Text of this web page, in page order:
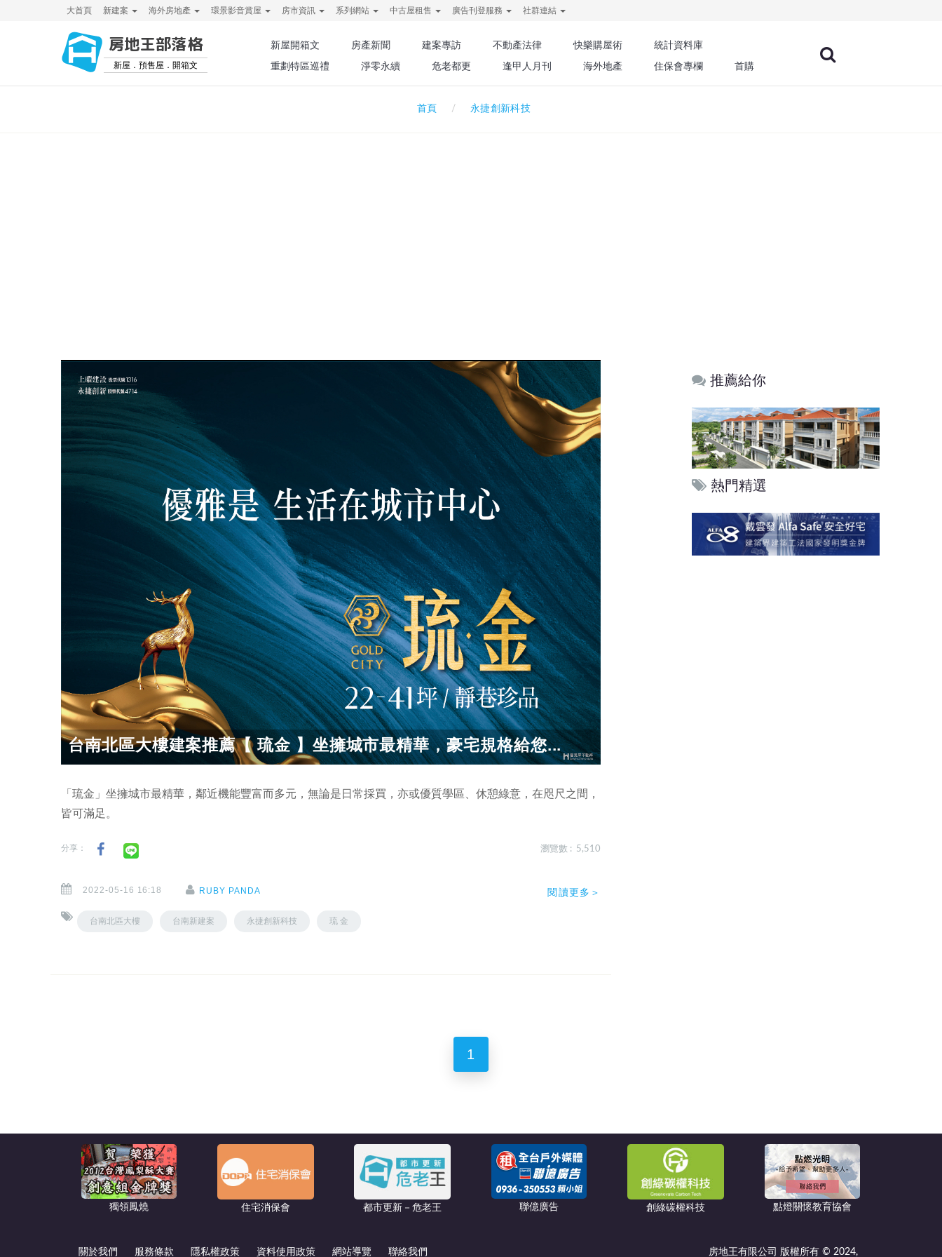
大首頁 新建案 海外房地產 環景影音賞屋 房市資訊 系列網站 中古屋租售 廣告刊登服務 社群連結
房地王部落格
新屋．預售屋．開箱文
新屋開箱文 房產新聞 建案專訪 不動產法律 快樂購屋術
統計資料庫
重劃特區巡禮
淨零永續 危老都更 逢甲人月刊 海外地產 住保會專欄 首購
首頁 永捷創新科技
台南北區大樓建案推薦【 琉金 】坐擁城市最精華，豪宅規格給您...
「琉金」坐擁城市最精華，鄰近機能豐富而多元，無論是日常採買，亦或優質學區、休憩綠意，在咫尺之間，
皆可滿足。
分享： 瀏覽數 : 5,510
2022-05-16 16:18 RUBY PANDA
台南北區大樓 台南新建案 永捷創新科技 琉 金
閱讀更多＞
推薦給你
熱門精選
1
獨領鳳燒 住宅消保會 都市更新－危老王 聯億廣告 創綠碳權科技 點燈關懷教育協會
關於我們 服務條款 隱私權政策 資料使用政策 網站導覽 聯絡我們 房地王有限公司 版權所有 © 2024,